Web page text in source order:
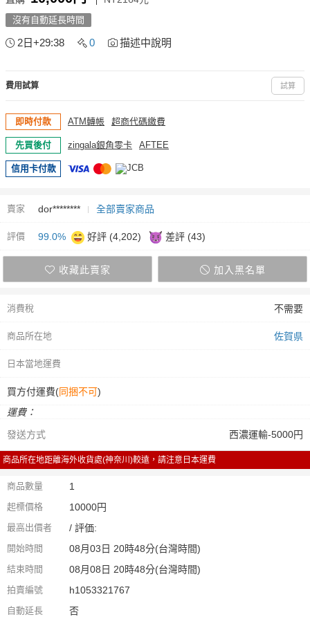
沒有自動延長時間
2日+29:37 0 描述中說明
費用試算 試算
即時付款 ATM轉帳 超商代碼繳費
先買後付 zingala銀角零卡 AFTEE
信用卡付款
賣家 dor******** 全部賣家商品
評價 99.0% 好評 (4,202) 差評 (43)
收藏此賣家 加入黑名單
消費稅 不需要
商品所在地 佐賀県
日本當地運費
買方付運費(同捆不可)
運費：
發送方式
西濃運輸-5000円
商品所在地距離海外收貨處(神奈川)較遠，請注意日本運費
商品數量 1
起標價格 10000円
最高出價者 / 評価:
開始時間 08月03日 20時48分(台灣時間)
結束時間 08月08日 20時48分(台灣時間)
拍賣編號 h1053321767
自動延長 否